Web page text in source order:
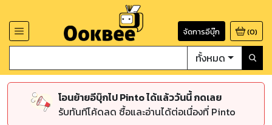
จัดการอีบุ๊ก (0)
ทั้งหมด
โอนย้ายอีบุ๊กไป Pinto ได้แล้ววันนี้ กดเลย
รับทันทีโค้ดลด ซื้อและอ่านได้ต่อเนื่องที่ Pinto